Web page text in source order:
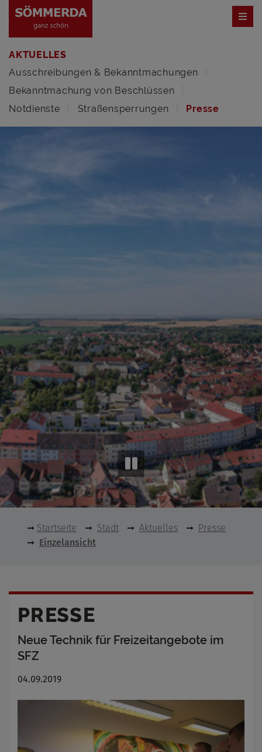
AKTUELLES
Ausschreibungen & Bekanntmachungen
Bekanntmachung von Beschlüssen
Notdienste
Straßensperrungen Presse
Startseite Stadt Aktuelles
Presse
Einzelansicht
PRESSE
Neue Technik für Freizeitangebote im
SFZ
04.09.2019